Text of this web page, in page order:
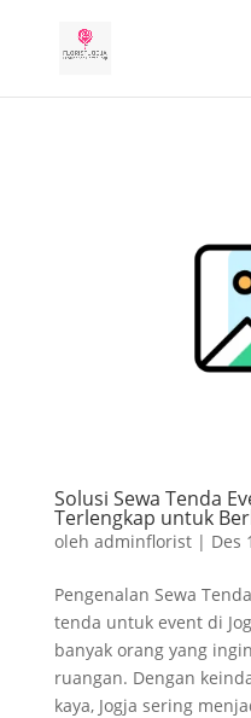
Solusi Sewa Tenda
Terlengkap untuk
oleh adminflorist| Des
Pengenalan Sewa
tenda untuk event di
banyak orang yang
ruangan. Dengan
kaya, Jogja sering